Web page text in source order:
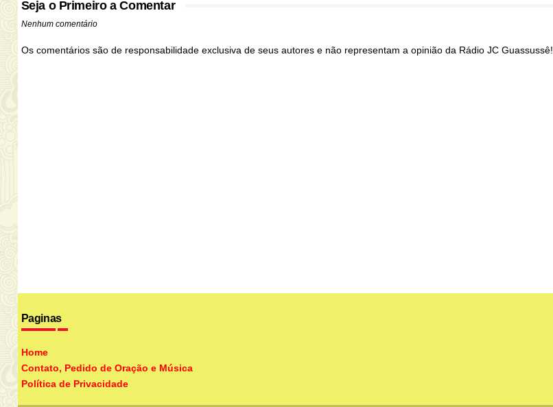
Seja o Primeiro a Comentar
Nenhum comentário
Os comentários são de responsabilidade exclusiva de seus autores e não representam a opinião da Rádio JC Guassussê!
Paginas
Home
Contato, Pedido de Oração e Música
Política de Privacidade